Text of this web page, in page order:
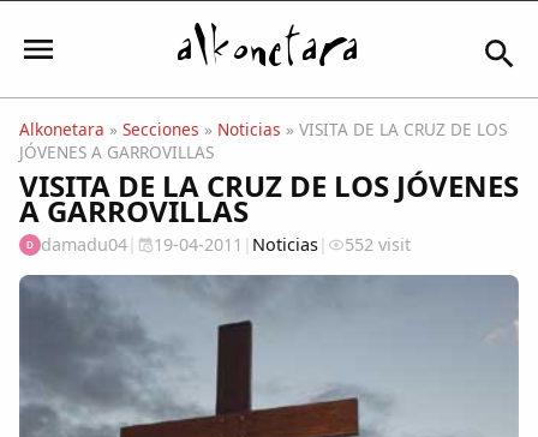
Iniciar sesión
Mi Cuenta
El Tiempo
Actualidad
Alkonetara » Secciones » Noticias » VISITA DE LA CRUZ DE LOS
JÓVENES A GARROVILLAS
VISITA DE LA CRUZ DE LOS JÓVENES
A GARROVILLAS
D damadu04| 19-04-2011 | Noticias| 552 visit